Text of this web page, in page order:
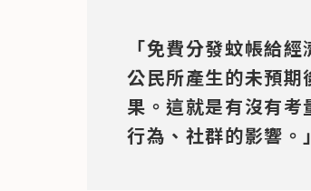
「免費分發蚊帳給
公民所產生的未預
果。這就是有沒有
行為、社群的影響。